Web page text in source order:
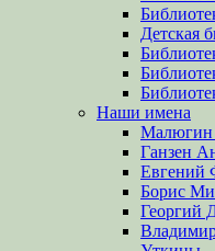
Детская
Наши имена
Малюгин
Ганзен
Евгений
Борис
Георгий